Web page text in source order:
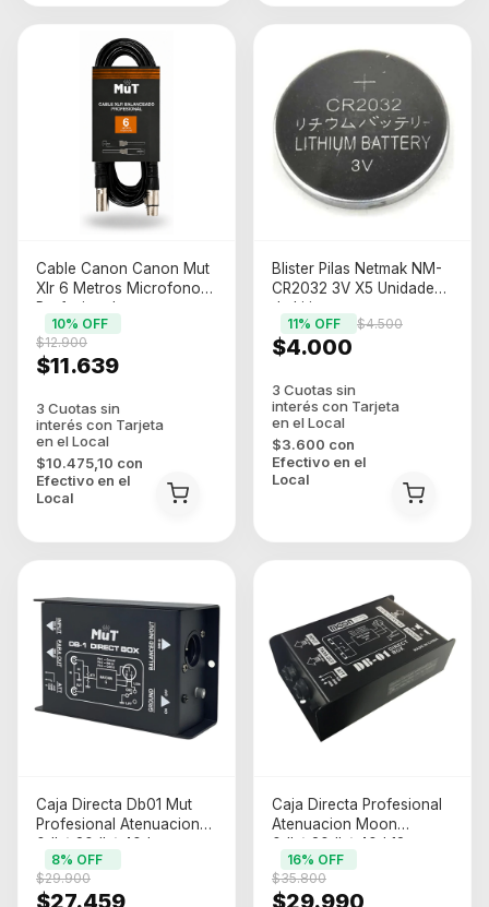
Cable Canon Canon Mut
Xlr 6 Metros Microfono
Profesional
$11.639
$12.900
10% OFF
$10.475,10 con
Efectivo en el
Local
Blister Pilas Netmak NM-
CR2032 3V X5 Unidades
de Litio
$4.000
$4.500
11% OFF
$3.600 con
Efectivo en el
Local
Caja Directa Db01 Mut
Profesional Atenuacion
0db/-20db/-40d
$27.459
$29.900
8% OFF
Caja Directa Profesional
Atenuacion Moon
0db/-20db/-40d 12
$29.990
$35.800
16% OFF